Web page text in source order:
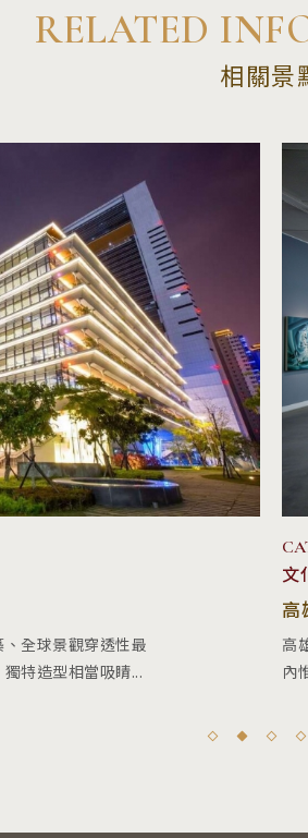
RELATED
相關景
全球景觀穿透性最
特造型相當吸睛...
文
高
高
內